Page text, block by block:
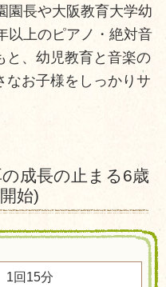
園長や大阪教育大学幼
以上のピアノ・絶対音
と、幼児教育と音楽の
なお子様をしっかりサ
成長の止まる6歳
始)
回15分